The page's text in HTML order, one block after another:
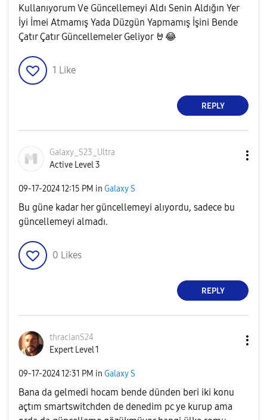
Kullanıyorum Ve Güncellemeyi Aldı Senin Aldığın Yer
İyi İmei Atmamış Yada Düzgün Yapmamış İşini Bende
Çatır Çatır Güncellemeler Geliyor 🤘 😂
1 Like
REPLY
Galaxy_S23_Ultra
Active Level 3
‎09-17-202412:15 PM in Galaxy S
Bu güne kadar her güncellemeyi alıyordu, sadece bu
güncellemeyi almadı.
0 Likes
REPLY
thracianS24
Expert Level 1
‎09-17-202412:31 PM in Galaxy S
Bana da gelmedi hocam bende dünden beri iki konu
açtım smartswitchden de denedim pc ye kurup ama